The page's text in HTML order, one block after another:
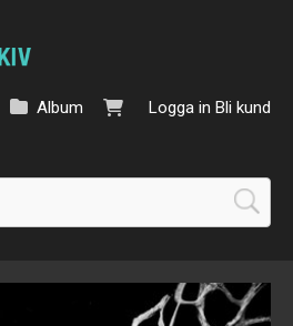
Logga in Bli kund
Album